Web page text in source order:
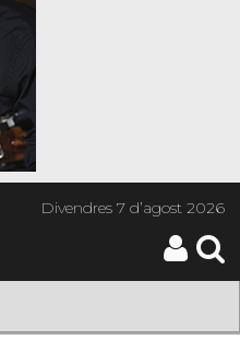
Divendres7 d’agost 2026